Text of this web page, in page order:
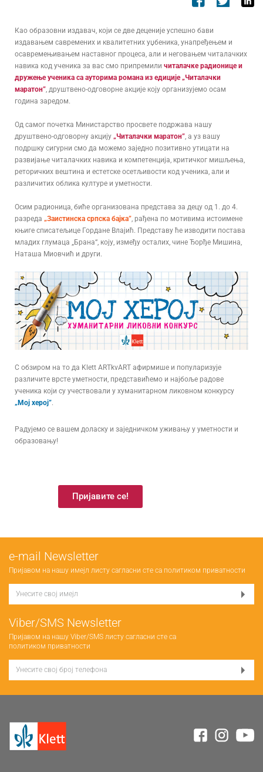
Као образовни издавач, који се две деценије успешно бави
издавањем савремених и квалитетних уџбеника, унапређењем и
осавремењивањем наставног процеса, али и неговањем читалачких
навика код ученика за вас смо припремили читалачке радионице и
дружење ученика са ауторима романа из едиције „Читалачки
маратон”, друштвено-одговорне акције коју организујемо осам
година заредом.
Од самог почетка Министарство просвете подржава нашу
друштвено-одговорну акцију „Читалачки маратон”, а уз вашу
подршку сигурни смо да можемо заједно позитивно утицати на
развијање читалачких навика и компетенција, критичког мишљења,
реторичких вештина и естетске осетљивости код ученика, али и
различитих облика културе и уметности.
Осим радионица, биће организована представа за децу од 1. до 4.
разреда „Заистинска српска бајка”, рађена по мотивима истоимене
књиге списатељице Гордане Влајић. Представу ће изводити постава
младих глумаца „Брана“, коју, између осталих, чине Ђорђе Мишина,
Наташа Миовчић и други.
С обзиром на то да Klett ARTkvART афирмише и популаризује
различите врсте уметности, представићемо и најбоље радове
ученика који су учествовали у хуманитарном ликовном конкурсу
„Мој херој”.
Радујемо се вашем доласку и заједничком уживању у уметности и
образовању!
Пријавите се!
е-mail Newsletter
Пријавом на нашу имејл листу сагласни сте са политиком приватности
Viber/SMS Newsletter
Пријавом на нашу Viber/SMS листу сагласни сте са
политиком приватности